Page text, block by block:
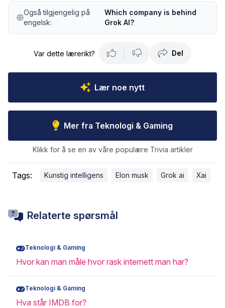
Også tilgjengelig på
engelsk:
Which company is behind
Grok AI?
Var dette lærerikt? Del
Lær noe nytt
Mer fra Teknologi & Gaming
Klikk for å se en av våre populære Trivia artikler
Tags: Kunstig intelligens Elon musk Grok ai Xai
Relaterte spørsmål
Teknologi & Gaming
Hvor kan man måle hvor rask internett man har?
Teknologi & Gaming
Hva står IMDB for?